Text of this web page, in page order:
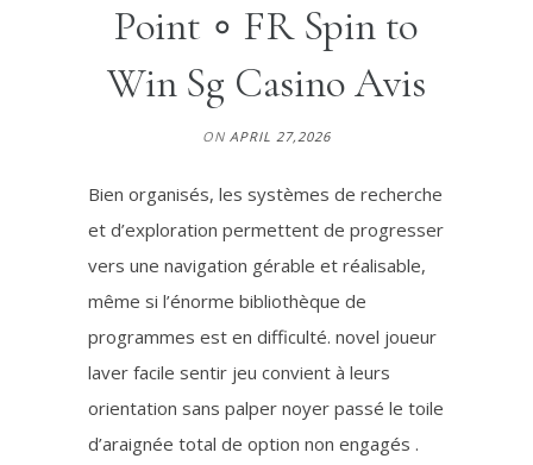
Point ◦ FR Spin to
Win Sg Casino Avis
ON APRIL 27,2026
Bien organisés, les systèmes de recherche
et d’exploration permettent de progresser
vers une navigation gérable et réalisable,
même si l’énorme bibliothèque de
programmes est en difficulté. novel joueur
laver facile sentir jeu convient à leurs
orientation sans palper noyer passé le toile
d’araignée total de option non engagés .